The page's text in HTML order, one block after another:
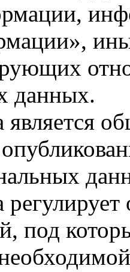
данных.
является
под